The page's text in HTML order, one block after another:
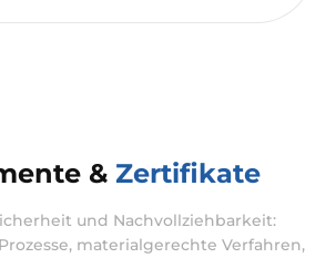
& Zertifikate
und Nachvollziehbarkeit:
materialgerechte Verfahren,